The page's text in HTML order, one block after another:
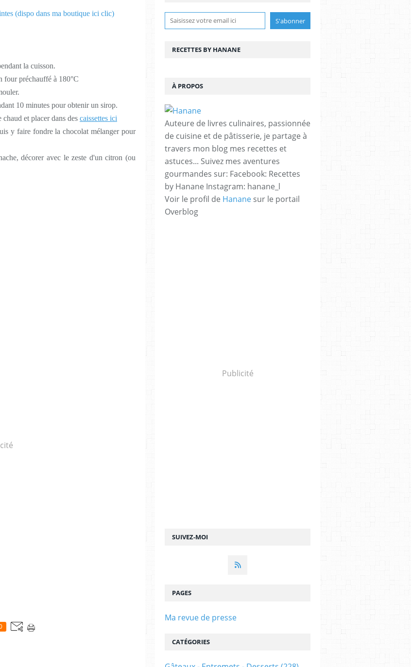
(dispo dans ma boutique ici clic)
la cuisson.
four préchauffé à 180°C
10 minutes pour obtenir un sirop.
et placer dans des caissettes ici
y faire fondre la chocolat mélanger pour
décorer avec le zeste d'un citron (ou
SUIVEZ-MOI
RECETTES BY HANANE
À PROPOS
Auteure de livres culinaires, passionnée
de cuisine et de pâtisserie, je partage à
travers mon blog mes recettes et
astuces... Suivez mes aventures
gourmandes sur: Facebook: Recettes
by Hanane Instagram: hanane_l
Voir le profil de Hanane sur le portail
Overblog
Publicité
PAGES
Ma revue de presse
CATÉGORIES